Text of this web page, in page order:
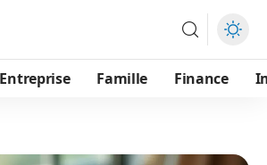
Entreprise Famille Finance